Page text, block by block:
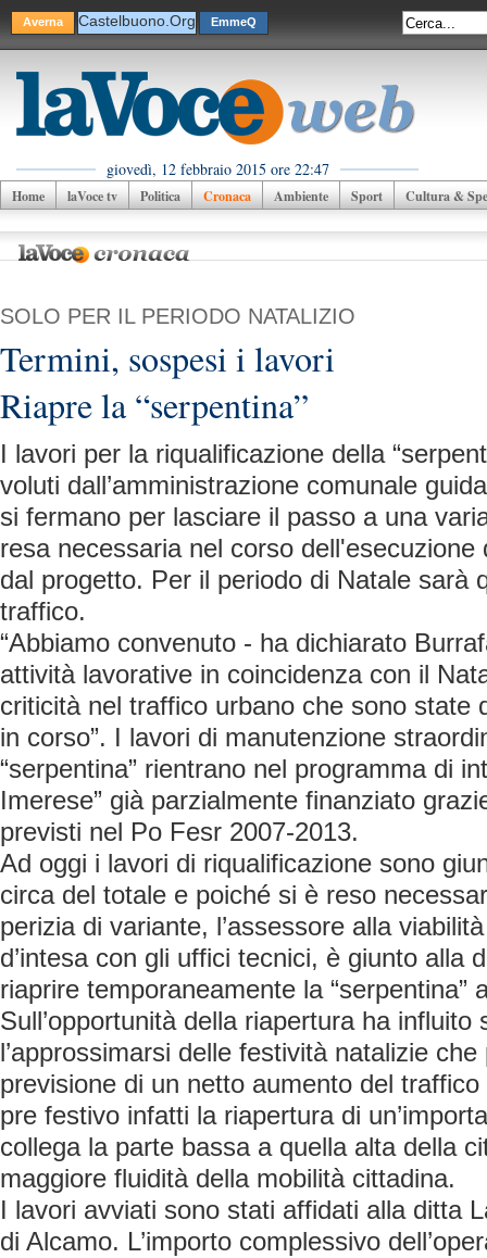
Averna Castelbuono.Org EmmeQ
giovedì, 12 febbraio 2015 ore 22:47
Home laVoce tv Politica Cronaca Ambiente Sport Cultura &
SOLO PER IL PERIODO NATALIZIO
Termini, sospesi i lavori
Riapre la “serpentina”
I lavori per la riqualificazione della
voluti dall’amministrazione comunale
si fermano per lasciare il passo a una
resa necessaria nel corso dell'esecuzione
dal progetto. Per il periodo di Natale sarà
traffico.
“Abbiamo convenuto - ha dichiarato
attività lavorative in coincidenza con il
criticità nel traffico urbano che sono state
in corso”. I lavori di manutenzione
“serpentina” rientrano nel programma di
Imerese” già parzialmente finanziato
previsti nel Po Fesr 2007-2013.
Ad oggi i lavori di riqualificazione sono
circa del totale e poiché si è reso
perizia di variante, l’assessore alla
d’intesa con gli uffici tecnici, è giunto alla
riaprire temporaneamente la “serpentina”
Sull’opportunità della riapertura ha influito
l’approssimarsi delle festività natalizie
previsione di un netto aumento del
pre festivo infatti la riapertura di
collega la parte bassa a quella alta della
maggiore fluidità della mobilità cittadina.
I lavori avviati sono stati affidati alla ditta
di Alcamo. L’importo complessivo